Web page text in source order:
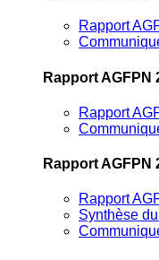
Rapport
Rapport AGFPN
Rapport
Rapport AGFPN
Rapport
Synthèse